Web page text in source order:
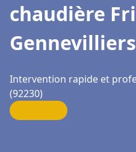
chaudière
Gennevilliers
Intervention rapide et
(92230)